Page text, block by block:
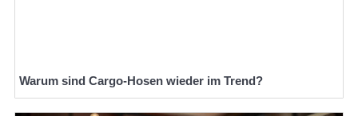
Warum sind Cargo-Hosen wieder im Trend?